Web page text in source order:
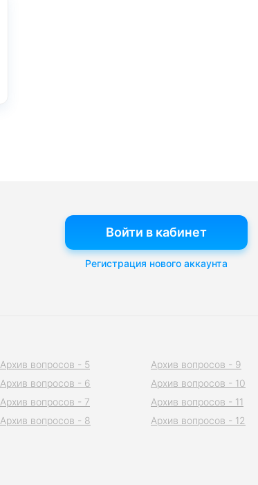
Войти в кабинет
Регистрация нового аккаунта
Архив вопросов - 5
Архив вопросов - 6
Архив вопросов - 7
Архив вопросов - 8
Архив вопросов - 9
Архив вопросов - 10
Архив вопросов - 11
Архив вопросов - 12